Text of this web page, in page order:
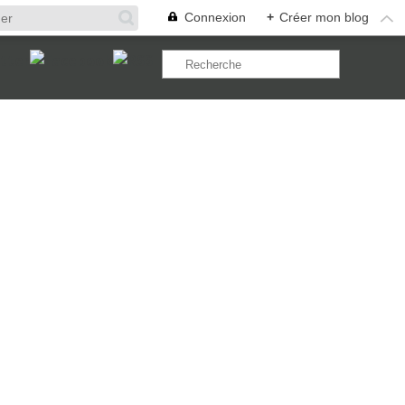
Connexion + Créer mon blog